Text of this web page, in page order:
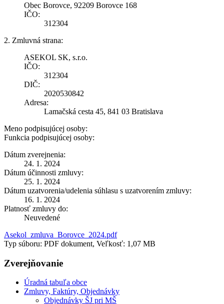
Obec Borovce, 92209 Borovce 168
IČO:
312304
2. Zmluvná strana:
ASEKOL SK, s.r.o.
IČO:
312304
DIČ:
2020530842
Adresa:
Lamačská cesta 45, 841 03 Bratislava
Meno podpisujúcej osoby:
Funkcia podpisujúcej osoby:
Dátum zverejnenia:
24. 1. 2024
Dátum účinnosti zmluvy:
25. 1. 2024
Dátum uzatvorenia/udelenia súhlasu s uzatvorením zmluvy:
16. 1. 2024
Platnosť zmluvy do:
Neuvedené
Asekol_zmluva_Borovce_2024.pdf
Typ súboru: PDF dokument, Veľkosť: 1,07 MB
Zverejňovanie
Úradná tabuľa obce
Zmluvy, Faktúry, Objednávky
Objednávky ŠJ pri MŠ